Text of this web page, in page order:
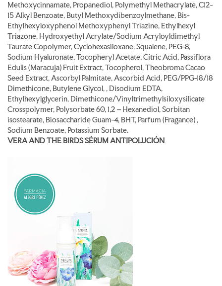
Methoxycinnamate, Propanediol, Polymethyl Methacrylate, C12-
15 Alkyl Benzoate, Butyl Methoxydibenzoylmethane, Bis-
Ethylhexyloxyphenol Methoxyphenyl Triazine, Ethylhexyl
Triazone, Hydroxyethyl Acrylate/Sodium Acryloyldimethyl
Taurate Copolymer, Cyclohexasiloxane, Squalene, PEG-8,
Sodium Hyaluronate, Tocopheryl Acetate, Cítric Acid, Passiflora
Edulis (Maracuja) Fruit Extract, Tocopherol, Theobroma Cacao
Seed Extract, Ascorbyl Palmitate, Ascorbid Acid, PEG/PPG-18/18
Dimethicone, Butylene Glycol, , Disodium EDTA,
Ethylhexylglycerin, Dimethicone/Vinyltrimethylsiloxysilicate
Crosspolymer, Polysorbate 60, 1,2 – Hexanediol, Sorbitan
isostearate, Biosaccharide Guam-4, BHT, Parfum (Fragance) ,
Sodium Benzoate, Potassium Sorbate.
VERA AND THE BIRDS SÉRUM ANTIPOLUCIÓN